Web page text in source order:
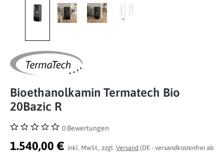
Bioethanolkamin Termatech Bio
20Bazic R
Durchschnittliche Bewertung von 0 von 5 Sternen
0 Bewertungen
1.540,00 € inkl. MwSt., zzgl. Versand (DE - versandkostenfrei ab